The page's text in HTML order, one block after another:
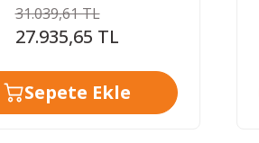
31.039,61 TL
27.935,65 TL
Sepete Ekle